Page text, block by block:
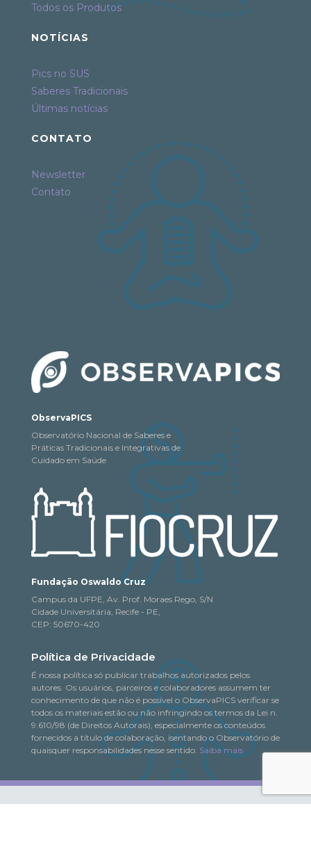
Todos os Produtos
NOTÍCIAS
Pics no SUS
Saberes Tradicionais
Últimas notícias
CONTATO
Newsletter
Contato
ObservaPICS
Observatório Nacional de Saberes e
Práticas Tradicionais e Integrativas de
Cuidado em Saúde
Fundação Oswaldo Cruz
Campus da UFPE, Av. Prof. Moraes Rego, S/N
Cidade Universitária, Recife - PE,
CEP: 50670-420
Política de Privacidade
É nossa política só publicar trabalhos autorizados pelos
autores. Os usuários, parceiros e colaboradores assumem ter
conhecimento de que não é possível o ObservaPICS verificar se
todos os materiais estão ou não infringindo os termos da Lei n.
9.610/98 (de Direitos Autorais), especialmente os conteúdos
fornecidos a título de colaboração, isentando o Observatório de
quaisquer responsabilidades nesse sentido. Saiba mais